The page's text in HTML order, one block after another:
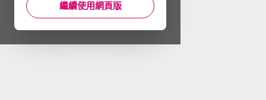
繼續使用網頁版